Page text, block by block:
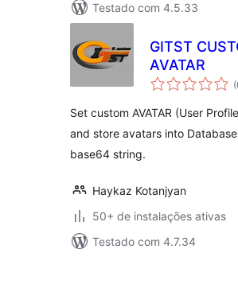
Testado com 4.5.33
GITST
AVATAR
Set custom AVATAR (User
and store avatars into
base64 string.
Haykaz Kotanjyan
50+ de instalações ativas
Testado com 4.7.34